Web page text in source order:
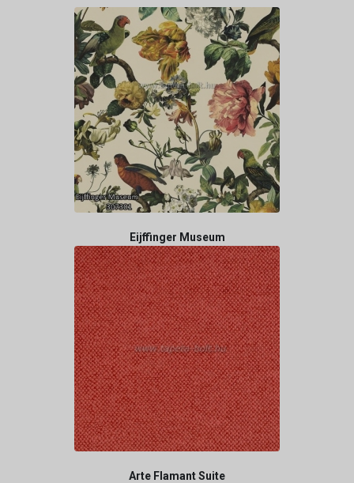
Eijffinger Museum
Arte Flamant Suite